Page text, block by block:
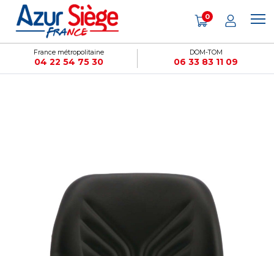
France métropolitaine
04 22 54 75 30
DOM-TOM
06 33 83 11 09
0
Panneau de gestion des cookies